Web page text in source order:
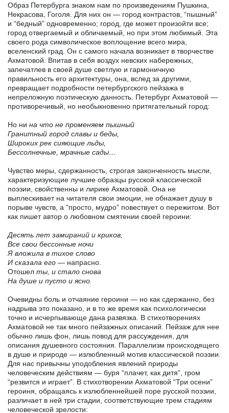
Образ Петербурга знаком нам по произведениям Пушкина,
Некрасова, Гоголя. Для них он — город контрастов, “пышный”
и “бедный” одновременно; город, где может произойти все;
город отвергаемый и обличаемый, но при этом любимый. Эта
своего рода символическое воплощение всего мира,
вселенский град. Он с самого начала возникает в творчестве
Ахматовой. Впитав в себя воздух невских набережных,
запечатлев в своей душе светлую и гармоничную
правильность его архитектуры, она, вслед за другими,
превращает подробности петербургского пейзажа в
непреложную поэтическую данность. Петербург Ахматовой —
противоречивый, но необыкновенно притягательный город:
Но ни на что не променяем пышный
Гранитный город славы и беды,
Широких рек сияющие льды,
Бессолнечные, мрачные сады…
Чувство меры, сдержанность, строгая законченность мысли,
характеризующие лучшие образцы русской классической
поэзии, свойственны и лирике Ахматовой. Она не
выплескивает на читателя свои эмоции, не обнажает душу в
порыве чувств, а “просто, мудро” повествует о пережитом. Вот
как пишет автор о любовном смятении своей героини:
Десять лет замираний и криков,
Все свои бессонные ночи
Я вложила в тихое слово
И сказала его — напрасно.
Отошел ты, и стало снова
На душе и пусто и ясно.
Очевидны боль и отчаяние героини — но как сдержанно, без
надрыва это показано, и в то же время как психологически
точно и исчерпывающе дана развязка. В стихотворениях
Ахматовой не так много пейзажных описаний. Пейзаж для нее
обычно лишь фон, лишь повод для рассуждения, для
описания душевного состояния. Параллелизм происходящего
в душе и природе — излюбленный мотив классической поэзии.
Для нас привычны уподобления явлений природы
человеческим действиям — буря “плачет, как дитя”, гром
“резвится и играет”. В стихотворении Ахматовой “Три осени”
героиня, обращаясь к излюбленнейшей поре русской поэзии,
различает в ней три стадии, соответствующие трем стадиям
человеческой зрелости: